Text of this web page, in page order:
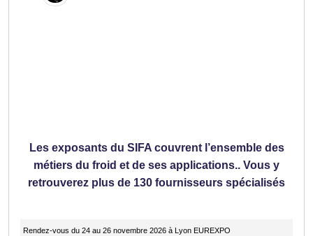
Les exposants du SIFA couvrent l’ensemble des
métiers du froid et de ses applications.. Vous y
retrouverez plus de 130 fournisseurs spécialisés
Rendez-vous du 24 au 26 novembre 2026 à Lyon EUREXPO